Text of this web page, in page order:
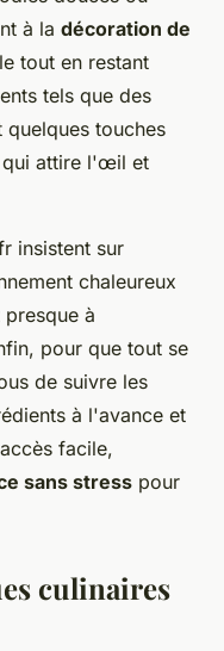
à la décoration de
tout en restant
tels que des
quelques touches
qui attire l'œil et
insistent sur
chaleureux
à
pour que tout se
de suivre les
à l'avance et
facile,
sans stress pour
culinaires